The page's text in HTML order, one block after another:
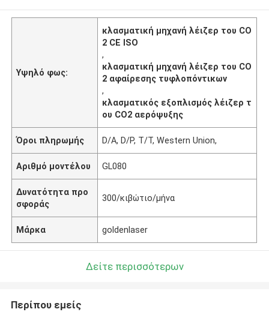
Υψηλό φως:
κλασματική μηχανή λέιζερ του CO
2 CE ISO
,
κλασματική μηχανή λέιζερ του CO
2 αφαίρεσης τυφλοπόντικων
,
κλασματικός εξοπλισμός λέιζερ τ
ου CO2 αερόψυξης
Όροι πληρωμής D/A, D/P, T/T, Western Union,
Αριθμό μοντέλου GL080
Δυνατότητα προ
σφοράς
300/κιβώτιο/μήνα
Μάρκα goldenlaser
Δείτε περισσότερων
Περίπου εμείς